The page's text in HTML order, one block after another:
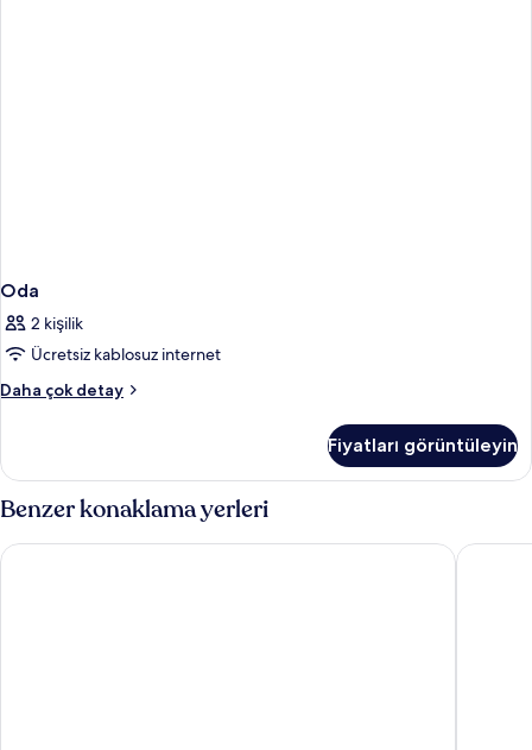
Oda
2 kişilik
Ücretsiz kablosuz internet
Daha çok detay
Oda
detay
Fiyatları görüntüleyin
Benzer konaklama yerleri
Hotel Slisko Hotel